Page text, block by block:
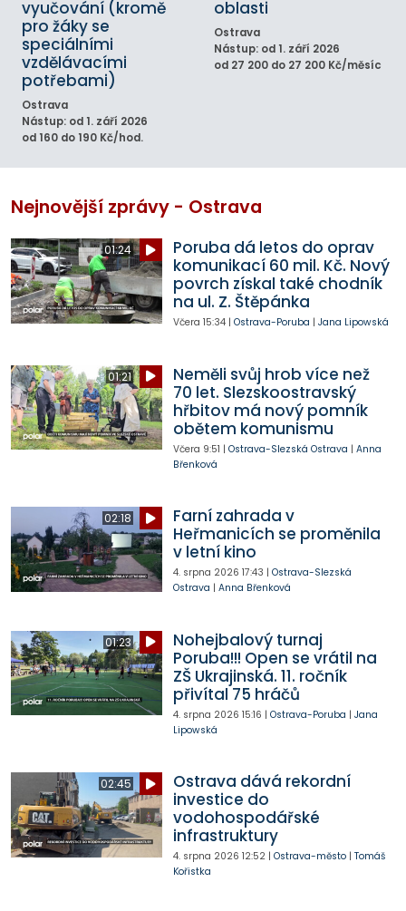
vyučování (kromě
pro žáky se
speciálními
vzdělávacími
potřebami)
Ostrava
Nástup: od 1. září 2026
od 160 do 190 Kč/hod.
oblasti
Ostrava
Nástup: od 1. září 2026
od 27 200 do 27 200 Kč/měsíc
Nejnovější zprávy - Ostrava
01:24
Poruba dá letos do oprav
komunikací 60 mil. Kč. Nový
povrch získal také chodník
na ul. Z. Štěpánka
Včera 15:34| Ostrava-Poruba | Jana Lipowská
01:21
Neměli svůj hrob více než
70 let. Slezskoostravský
hřbitov má nový pomník
obětem komunismu
Včera 9:51 | Ostrava-Slezská Ostrava | Anna
Břenková
02:18
Farní zahrada v
Heřmanicích se proměnila
v letní kino
4. srpna 2026 17:43 | Ostrava-Slezská
Ostrava | Anna Břenková
01:23
Nohejbalový turnaj
Poruba!!! Open se vrátil na
ZŠ Ukrajinská. 11. ročník
přivítal 75 hráčů
4. srpna 2026 15:16 | Ostrava-Poruba | Jana
Lipowská
02:45
Ostrava dává rekordní
investice do
vodohospodářské
infrastruktury
4. srpna 2026 12:52| Ostrava-město| Tomáš
Kořistka